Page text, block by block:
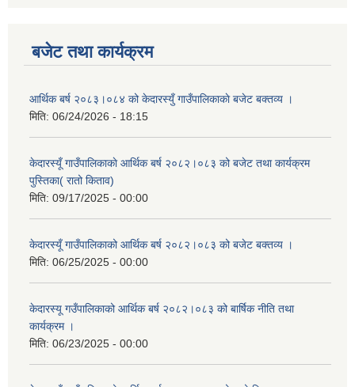
बजेट तथा कार्यक्रम
आर्थिक बर्ष २०८३।०८४ को केदारस्युँ गाउँपालिकाकाे बजेट बक्तव्य ।
मिति: 06/24/2026 - 18:15
केदारस्यूँ गाउँपालिकाकाे आर्थिक बर्ष २०८२।०८३ को बजेट तथा कार्यक्रम
पुस्तिका( रातो किताव)
मिति: 09/17/2025 - 00:00
केदारस्यूँ गाउँपालिकाको आर्थिक बर्ष २०८२।०८३ को बजेट बक्तव्य ।
मिति: 06/25/2025 - 00:00
केदारस्यू गउँपालिकाको आर्थिक बर्ष २०८२।०८३ को बार्षिक नीति तथा
कार्यक्रम ।
मिति: 06/23/2025 - 00:00